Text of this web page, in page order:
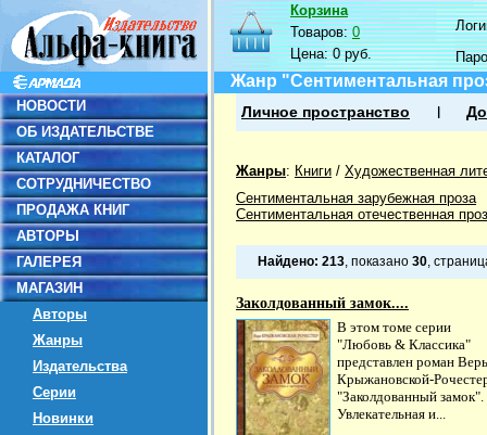
НОВОСТИ
ОБ ИЗДАТЕЛЬСТВЕ
КАТАЛОГ
СОТРУДНИЧЕСТВО
ПРОДАЖА КНИГ
АВТОРЫ
ГАЛЕРЕЯ
МАГАЗИН
Авторы
Жанры
Издательства
Серии
Новинки
Корзина
Товаров:0
Цена:0 руб.
Жанр "Сентиментальная
Личное пространство
Жанры: Книги / Художественная
Сентиментальная зарубежная проза
Сентиментальная отечественная
Найдено: 213, показано 30,
Заколдованный замок....
В этом томе серии
"Любовь & Классика"
представлен роман
Крыжановской-
"Заколдованный замок".
Увлекательная и...